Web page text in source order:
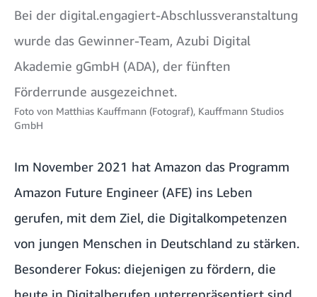
Bei der digital.engagiert-Abschlussveranstaltung
wurde das Gewinner-Team, Azubi Digital
Akademie gGmbH (ADA), der fünften
Förderrunde ausgezeichnet.
Foto von Matthias Kauffmann (Fotograf), Kauffmann Studios
GmbH
Im November 2021 hat Amazon das Programm
Amazon Future Engineer (AFE) ins Leben
gerufen, mit dem Ziel, die Digitalkompetenzen
von jungen Menschen in Deutschland zu stärken.
Besonderer Fokus: diejenigen zu fördern, die